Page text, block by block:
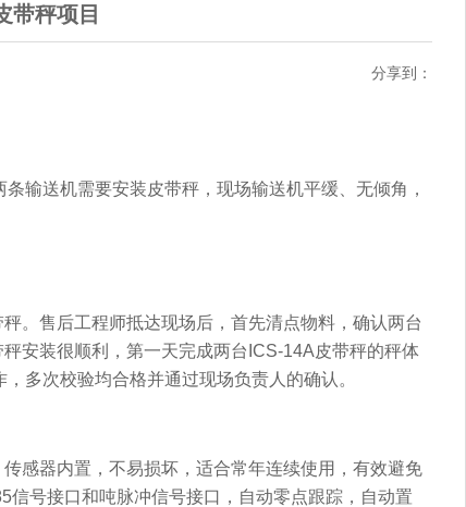
带秤项目
分享到：
输送机需要安装皮带秤，现场输送机平缓、无倾角，
。售后工程师抵达现场后，首先清点物料，确认两台
安装很顺利，第一天完成两台ICS-14A皮带秤的秤体
多次校验均合格并通过现场负责人的确认。
感器内置，不易损坏，适合常年连续使用，有效避免
号接口和吨脉冲信号接口，自动零点跟踪，自动置